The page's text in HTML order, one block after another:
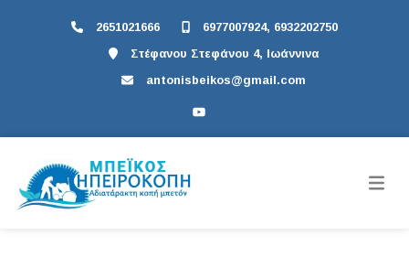
2651021666
6977007924, 6932202750
Στέφανου Στεφάνου 4, Ιωάννινα
antonisbeikos@gmail.com